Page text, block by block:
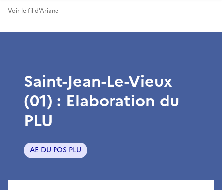
Voir le fil d'Ariane
Saint-Jean-Le-Vieux
(01) : Elaboration du
PLU
AE DU POS PLU